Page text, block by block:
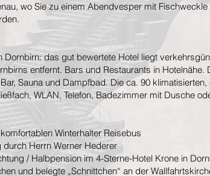
wo Sie zu einem Abendvesper mit
Dornbirn: das gut bewertete Hotel liegt
entfernt. Bars und Restaurants in Hotelnähe.
Sauna und Dampfbad. Die ca. 90
WLAN, Telefon, Badezimmer mit Dusche
Winterhalter Reisebus
durch Herrn Werner Hederer
/ Halbpension im 4-Sterne-Hotel Krone in
und belegte „Schnittchen“ an der